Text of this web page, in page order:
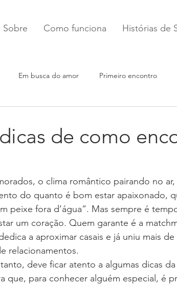
Sobre Como funciona Histórias de
Em busca do amor Primeiro encontro
de como
o clima romântico pairando no
do quanto é bom estar apaixonado,
peixe fora d’água”. Mas sempre é
um coração. Quem garante é a
a aproximar casais e já uniu mais de
relacionamentos.
deve ficar atento a algumas dicas
que, para conhecer alguém especial, é